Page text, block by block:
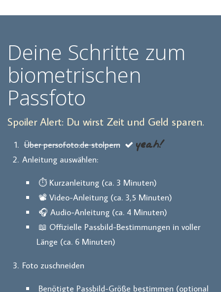
Deine Schritte zum
biometrischen
Passfoto
Spoiler Alert: Du wirst Zeit und Geld sparen.
Über persofoto.de stolpern yeah!
Anleitung auswählen:
⏱️ Kurzanleitung (ca. 3 Minuten)
📽️ Video-Anleitung (ca. 3,5 Minuten)
🎧 Audio-Anleitung (ca. 4 Minuten)
📖 Offizielle Passbild-Bestimmungen in voller
Länge (ca. 6 Minuten)
Foto zuschneiden
Benötigte Passbild-Größe bestimmen (optional